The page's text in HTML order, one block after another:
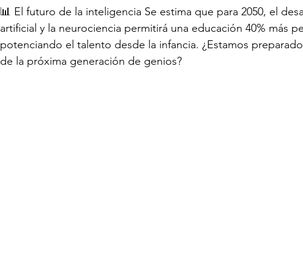
📊 El futuro de la inteligencia Se estima que para 2050, el
artificial y la neurociencia permitirá una educación 40% más
potenciando el talento desde la infancia. ¿Estamos
de la próxima generación de genios?